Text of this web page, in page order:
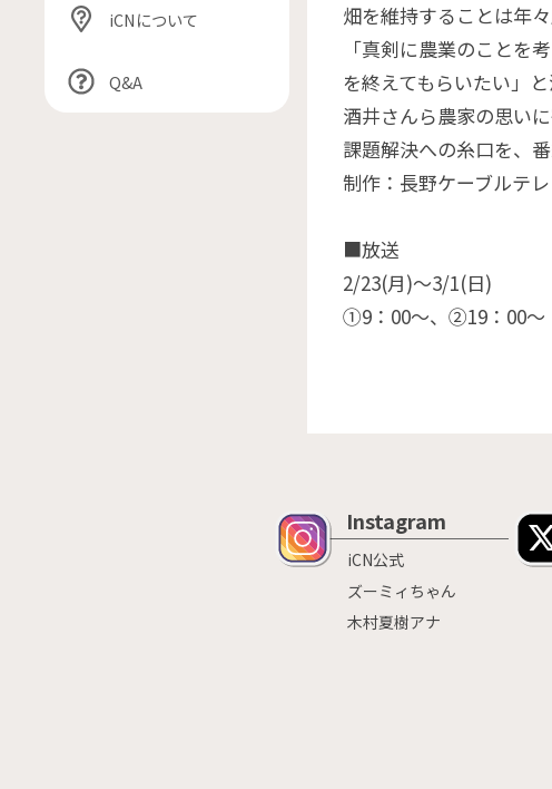
iCNについて
Q&A
畑を維持することは年
「真剣に農業のことを
を終えてもらいたい」
酒井さんら農家の思い
課題解決への糸口を、
制作：長野ケーブルテ
■放送
2/23(月)〜3/1(日)
①9：00〜、②19：00〜
Instagram
iCN公式
ズーミィちゃん
木村夏樹アナ